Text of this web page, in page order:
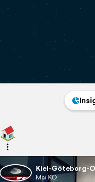
Kiel-Göteborg-
Mai KO